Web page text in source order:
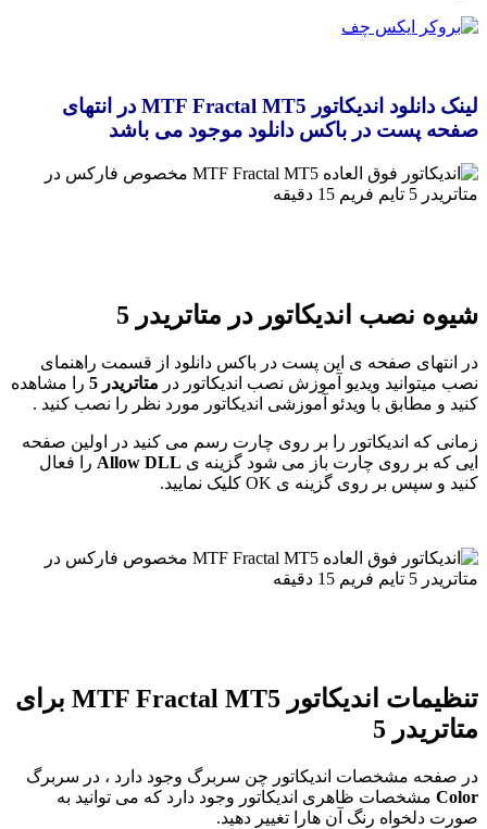
لینک دانلود اندیکاتور MTF Fractal MT5
در انتهای
صفحه پست در باکس دانلود موجود می باشد
شیوه نصب اندیکاتور در متاتریدر 5
در انتهای صفحه ی این پست در باکس دانلود از قسمت راهنمای
نصب میتوانید ویدیو آموزش نصب اندیکاتور در متاتریدر 5
را مشاهده
کنید و مطابق با ویدئو آموزشی اندیکاتور مورد نظر را نصب کنید .
زمانی که اندیکاتور را بر روی چارت رسم می کنید در اولین صفحه
ایی که بر روی چارت باز می شود گزینه ی Allow DLL را فعال
کنید و سپس بر روی گزینه ی OK کلیک نمایید.
تنظیمات اندیکاتور MTF Fractal MT5 برای
متاتریدر 5
در صفحه مشخصات اندیکاتور چن سربرگ وجود دارد ، در سربرگ
Color مشخصات ظاهری اندیکاتور وجود دارد که می توانید به
صورت دلخواه رنگ آن هارا تغییر دهید.